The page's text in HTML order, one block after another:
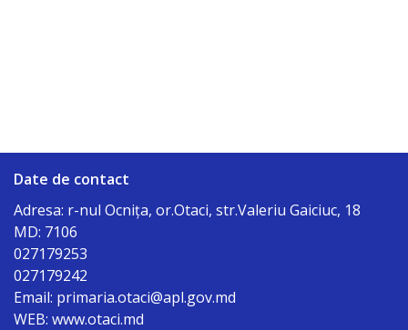
Date de contact
Adresa: r-nul Ocniţa, or.Otaci, str.Valeriu Gaiciuc, 18
MD: 7106
027179253
027179242
Email: primaria.otaci@apl.gov.md
WEB: www.otaci.md